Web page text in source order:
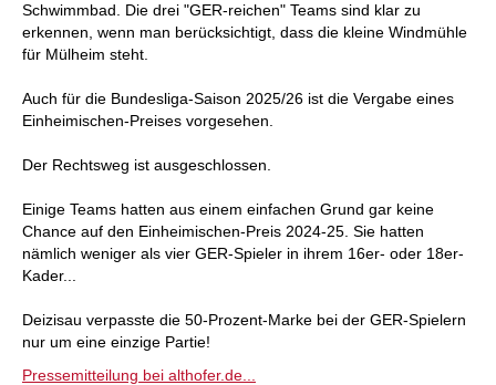
Schwimmbad. Die drei "GER-reichen" Teams sind klar zu
erkennen, wenn man berücksichtigt, dass die kleine Windmühle
für Mülheim steht.
Auch für die Bundesliga-Saison 2025/26 ist die Vergabe eines
Einheimischen-Preises vorgesehen.
Der Rechtsweg ist ausgeschlossen.
Einige Teams hatten aus einem einfachen Grund gar keine
Chance auf den Einheimischen-Preis 2024-25. Sie hatten
nämlich weniger als vier GER-Spieler in ihrem 16er- oder 18er-
Kader...
Deizisau verpasste die 50-Prozent-Marke bei der GER-Spielern
nur um eine einzige Partie!
Pressemitteilung bei althofer.de...